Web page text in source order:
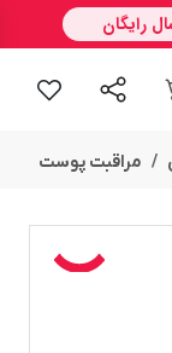
مراقبت پوست